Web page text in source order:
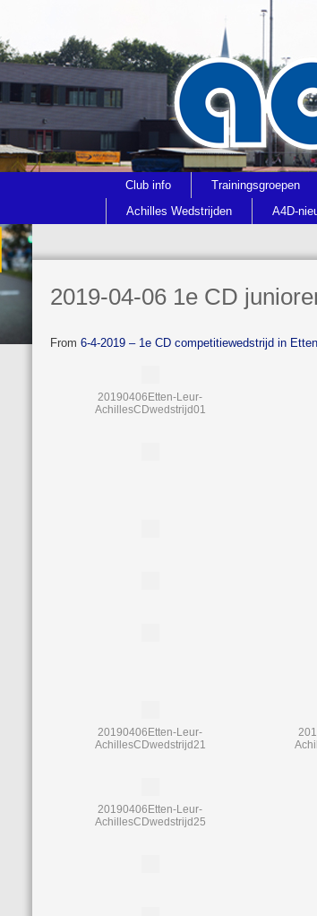
Club info Trainingsgroepen
Achilles Wedstrijden
A4D-
2019-04-06 1e CD
From 6-4-2019 – 1e CD competitiewedstrijd in
20190406Etten-Leur-
AchillesCDwedstrijd01
20190406Etten-Leur-
AchillesCDwedstrijd21
20190406Etten-Leur-
AchillesCDwedstrijd25